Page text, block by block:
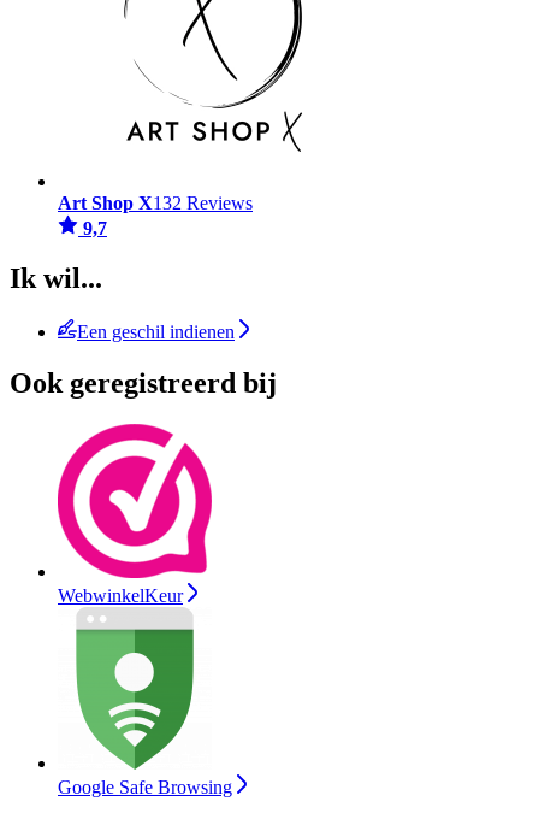
Art Shop X132 Reviews
9,7
Ik wil...
Een geschil indienen
Ook geregistreerd bij
WebwinkelKeur
Google Safe Browsing